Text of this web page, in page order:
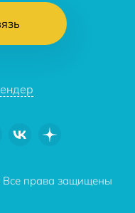
Все права защищены